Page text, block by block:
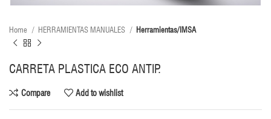
Home HERRAMIENTAS MANUALES Herramientas/IMSA
CARRETA PLASTICA ECO ANTIP.
Compare Add to wishlist